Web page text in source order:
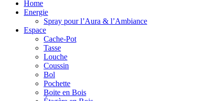
Home
Energie
Spray pour l’Aura & l’Ambiance
Espace
Cache-Pot
Tasse
Louche
Coussin
Bol
Pochette
Boite en Bois